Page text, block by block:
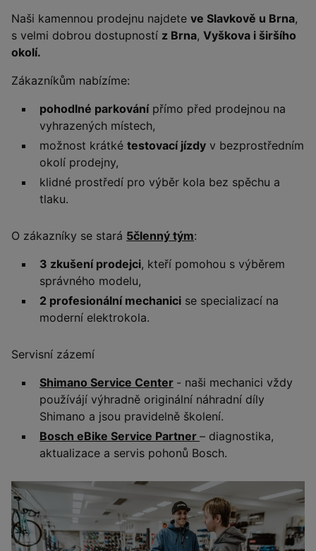
Naši kamennou prodejnu najdete ve Slavkově u Brna,
s velmi dobrou dostupností z Brna, Vyškova i širšího
okolí.
Zákazníkům nabízíme:
pohodlné parkovánípřímo před prodejnou na
vyhrazených místech,
možnost krátké testovací jízdy v bezprostředním
okolí prodejny,
klidné prostředí pro výběr kola bez spěchu a
tlaku.
O zákazníky se stará 5členný tým:
3 zkušení prodejci, kteří pomohou s výběrem
správného modelu,
2 profesionální mechanici se specializací na
moderní elektrokola.
Servisní zázemí
Shimano Service Center - naši mechanici vždy
používájí výhradně originální náhradní díly
Shimano a jsou pravidelně školení.
Bosch eBike Service Partner – diagnostika,
aktualizace a servis pohonů Bosch.